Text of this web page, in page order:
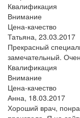
Квалификация
Внимание
Цена-качество
Татьяна, 23.03.2017
Прекрасный
замечательный.
Квалификация
Внимание
Цена-качество
Анна, 18.03.2017
Хороший врач,